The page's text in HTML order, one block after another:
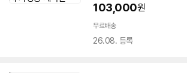
103,000원
무료배송
26.08. 등록